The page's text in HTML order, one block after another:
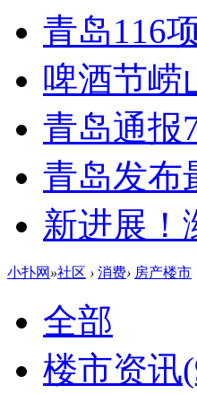
青岛116
啤酒节崂
青岛通报
青岛发布
新进展！
小扑网 »社区 › 消费› 房产楼市
全部
楼市资讯